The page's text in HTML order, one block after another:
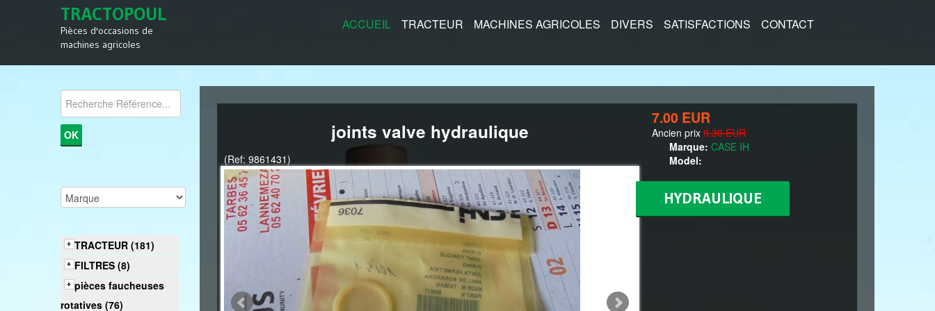
TRACTOPOUL
Pièces d'occasions de
machines agricoles
ACCUEIL TRACTEUR MACHINES AGRICOLES DIVERS SATISFACTIONS CONTACT
TRACTEUR (181)
FILTRES (8)
pièces faucheuses
rotatives (76)
joints valve hydraulique
(Ref: 9861431)
7.00 EUR
Ancien prix9.30 EUR
Marque:CASE IH
Model:
HYDRAULIQUE